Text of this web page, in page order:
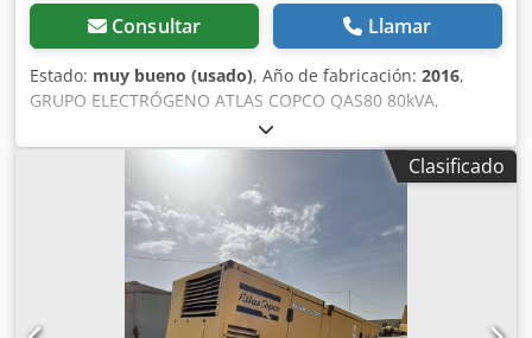
Consultar Llamar
Estado: muy bueno (usado), Año de fabricación: 2016,
GRUPO ELECTRÓGENO ATLAS COPCO QAS80 80kVA,
fabricación 2016 Especificaciones técnicas: Potencia: 80
kVA (64 kW); año de fabricación: 2016; motor: PERKINS
horas de funcionamiento: 2950 horas Dcodpfx Aozcn
Dzjdkek El grupo electrógeno está en perfecto estado de
funcionamiento. Precio neto: 59.500 PLN Precio bruto:
Clasificado